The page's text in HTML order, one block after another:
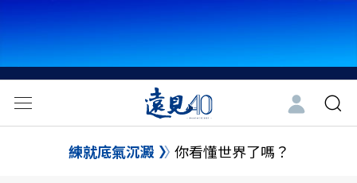
練就底氣沉澱 你看懂世界了嗎？